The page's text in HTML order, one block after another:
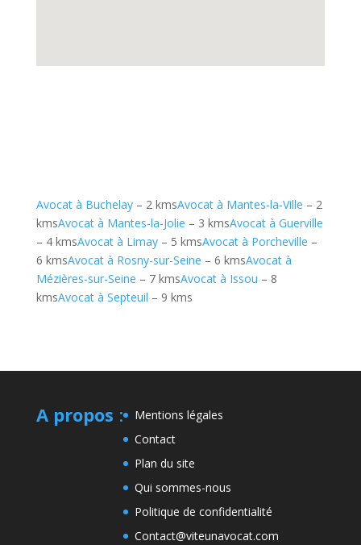
Avocat à Buchelay– 2 kmsAvocat à Mantes-la-Ville – 2
kmsAvocat à Mantes-la-Jolie – 3 kmsAvocat à Guerville
– 4 kmsAvocat à Limay– 5 kmsAvocat à Porcheville –
6 kmsAvocat à Rosny-sur-Seine – 6 kmsAvocat à
Mézières-sur-Seine – 7 kmsAvocat à Issou – 8
kmsAvocat à Septeuil – 9 kms
A propos :
Mentions légales
Contact
Plan du site
Qui sommes-nous
Politique de confidentialité
Contact@viteunavocat.com